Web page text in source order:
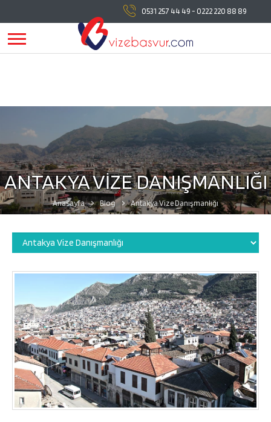
tüm vize başvuru işlemlerinde
yanınızda!vizebasvur.comgünümüzün sürekli değişen
koşullarına uygun olarak farklı alanlarda hizmet vermeye,
hizmetlerine yeni konular eklemeye devam ediyor.
0531 257 44 49 - 0222 220 88 89
ANTAKYA VİZE DANIŞMANLIĞI
Anasayfa Blog Antakya Vize Danışmanlığı